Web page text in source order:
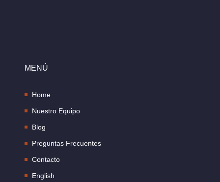
MENÚ
Home
Nuestro Equipo
Blog
Preguntas Frecuentes
Contacto
English